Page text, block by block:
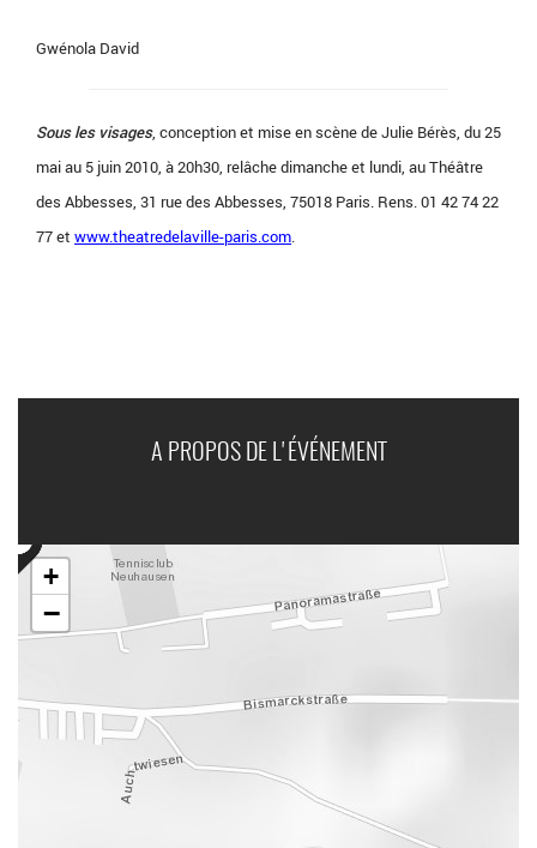
Gwénola David
Sous les visages, conception et mise en scène de Julie Bérès, du 25
mai au 5 juin 2010, à 20h30, relâche dimanche et lundi, au Théâtre
des Abbesses, 31 rue des Abbesses, 75018 Paris. Rens. 01 42 74 22
77 et www.theatredelaville-paris.com.
A PROPOS DE L'ÉVÉNEMENT
+
−